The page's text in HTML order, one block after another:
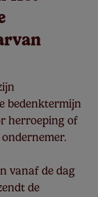
bedenktermijn
herroeping of
vanaf de dag
de